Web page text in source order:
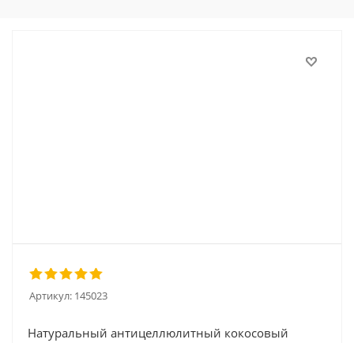
Артикул: 145023
Натуральный антицеллюлитный кокосовый